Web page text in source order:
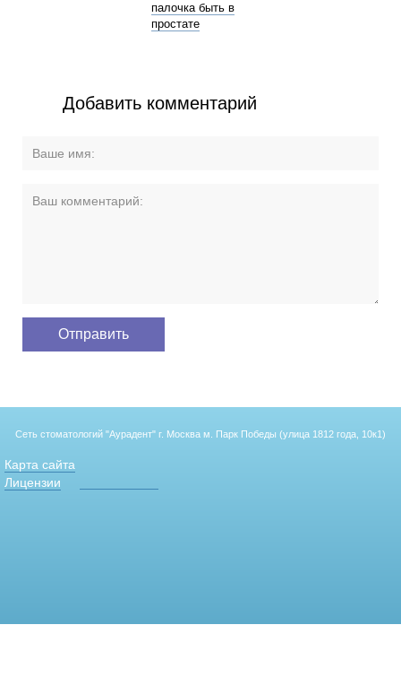
палочка быть в
простате
Добавить комментарий
Сеть стоматологий "Аурадент" г. Москва м. Парк Победы (улица 1812 года, 10к1)
Карта сайта
Лицензии